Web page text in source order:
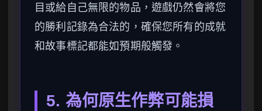
目或給自己無限的物品，遊戲仍然會將您
的勝利記錄為合法的，確保您所有的成就
和故事標記都能如預期般觸發。
5. 為何原生作弊可能損